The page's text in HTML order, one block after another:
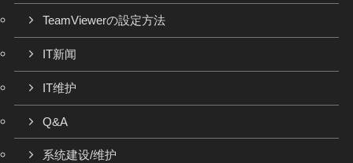
TeamViewerの設定方法
IT新闻
IT维护
Q&A
系统建设/维护